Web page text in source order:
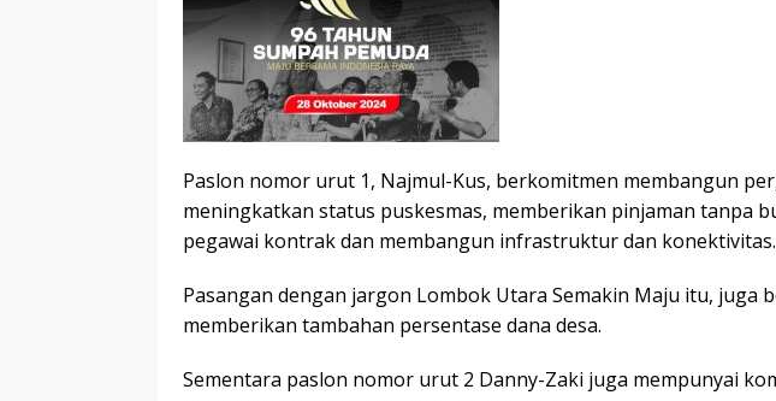
Paslon nomor urut 1, Najmul-Kus, berkomitmen membangun
meningkatkan status puskesmas, memberikan pinjaman tanpa
pegawai kontrak dan membangun infrastruktur dan konektivitas.
Pasangan dengan jargon Lombok Utara Semakin Maju itu, juga
memberikan tambahan persentase dana desa.
Sementara paslon nomor urut 2 Danny-Zaki juga mempunyai